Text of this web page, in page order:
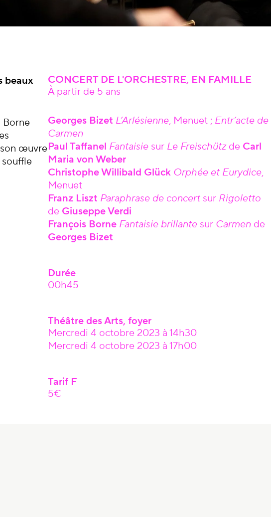
beaux
Borne
œuvre
CONCERT DE L'ORCHESTRE, EN FAMILLE
À partir de 5 ans
Georges Bizet L’Arlésienne, Menuet ; Entr’acte de
Carmen
Paul Taffanel Fantaisie sur Le Freischützde Carl
Maria von Weber
Christophe Willibald Glück Orphée et Eurydice,
Menuet
Franz Liszt Paraphrase de concert sur Rigoletto
de Giuseppe Verdi
François Borne Fantaisie brillante sur Carmen de
Georges Bizet
Durée
00h45
Théâtre des Arts, foyer
Mercredi 4 octobre 2023 à 14h30
Mercredi 4 octobre 2023 à 17h00
Tarif F
5€